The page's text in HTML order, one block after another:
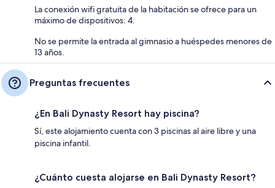
La conexión wifi gratuita de la habitación se ofrece para un
máximo de dispositivos: 4.
No se permite la entrada al gimnasio a huéspedes menores de
13 años.
Preguntas frecuentes
¿En Bali Dynasty Resort hay piscina?
Sí, este alojamiento cuenta con 3 piscinas al aire libre y una
piscina infantil.
¿Cuánto cuesta alojarse en Bali Dynasty Resort?